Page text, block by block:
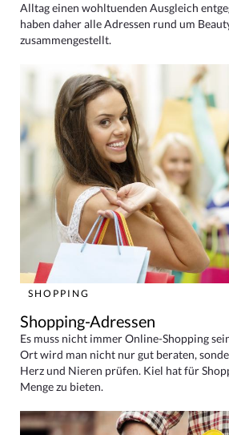
Alltag einen wohltuenden Ausgleich
haben daher alle Adressen rund um
zusammengestellt.
SHOPPING
Shopping-Adressen
Es muss nicht immer Online-Shopping
Ort wird man nicht nur gut beraten,
Herz und Nieren prüfen. Kiel hat für
Menge zu bieten.